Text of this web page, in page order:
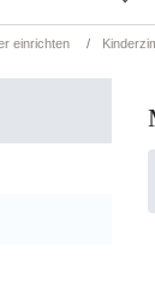
einrichten